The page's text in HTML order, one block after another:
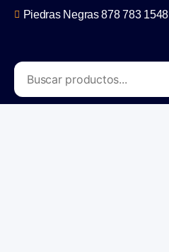
Piedras Negras 878 783 1548